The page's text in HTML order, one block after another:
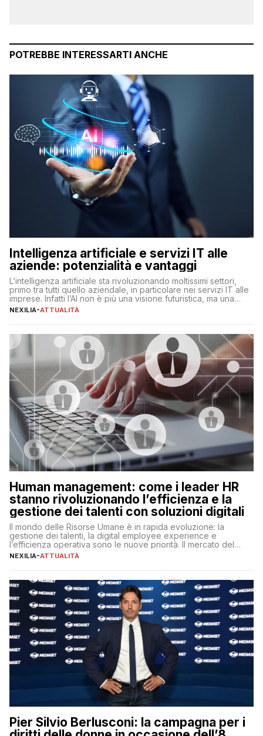
POTREBBE INTERESSARTI ANCHE
Intelligenza artificiale e servizi IT alle
aziende: potenzialità e vantaggi
L’intelligenza artificiale sta rivoluzionando moltissimi settori,
primo tra tutti quello aziendale, in particolare nei servizi IT alle
imprese. Infatti l’AI non è più una visione futuristica, ma una
realtà operativa che sta portando a un cambio significativo in
operazioni, bensì comporta […]
NEXILIA-ATTUALITÀ
Human management: come i leader HR
stanno rivoluzionando l’efficienza e la
gestione dei talenti con soluzioni digitali
Il mondo delle Risorse Umane è in rapida evoluzione: la
gestione dei talenti, la digital employee experience e
l’efficienza operativa sono le nuove priorità. Il mercato del
lavoro, d’altra parte, è sempre più competitivo con una lotta
NEXILIA-ATTUALITÀ
Pier Silvio Berlusconi: la campagna per i